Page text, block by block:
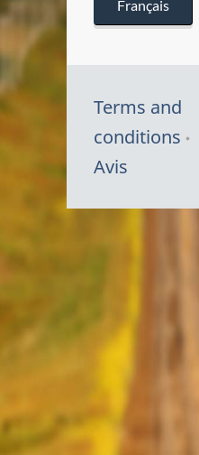
Français
Terms and
conditions
Avis